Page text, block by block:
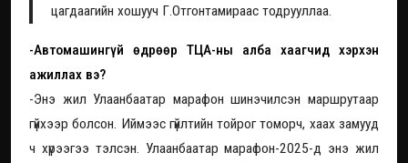
цагдаагийн хошууч Г.Отгонтамираас тодрууллаа.
-Автомашингүй өдрөөр ТЦА-ны алба хаагчид хэрхэн
ажиллах вэ?
-Энэ жил Улаанбаатар марафон шинэчилсэн маршрутаар
гүйхээр болсон. Иймээс гүйлтийн тойрог томорч, хаах замууд
ч хүрээгээ тэлсэн. Улаанбаатар марафон-2025-д энэ жил